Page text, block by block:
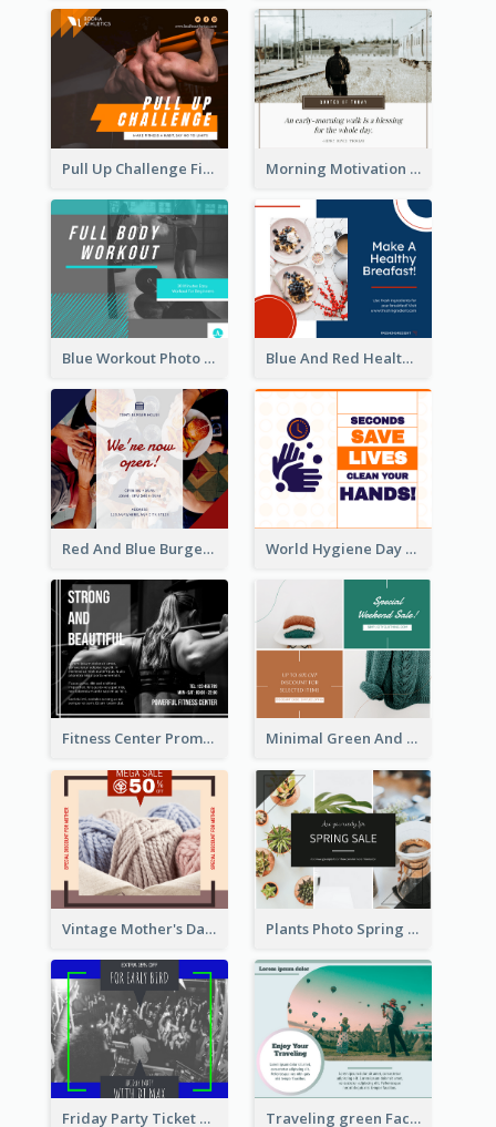
Pull Up Challenge Fitness Facebook Post Morning Motivation Quotes Of Today Facebook Post
Blue Workout Photo Fitness Influencer Facebook Post Blue And Red Healthy Food Ingredients Cooking Facebook Post
Red And Blue Burger Photo Restaurant Opening Facebook Post World Hygiene Day Facebook Post
Fitness Center Promotional Facebook Post With Details Minimal Green And Orange Sale Facebook Post
Vintage Mother's Day Special Offer Facebook Post Design Plants Photo Spring Sale Facebook Post
Friday Party Ticket Facebook Post Traveling green Facebook Post